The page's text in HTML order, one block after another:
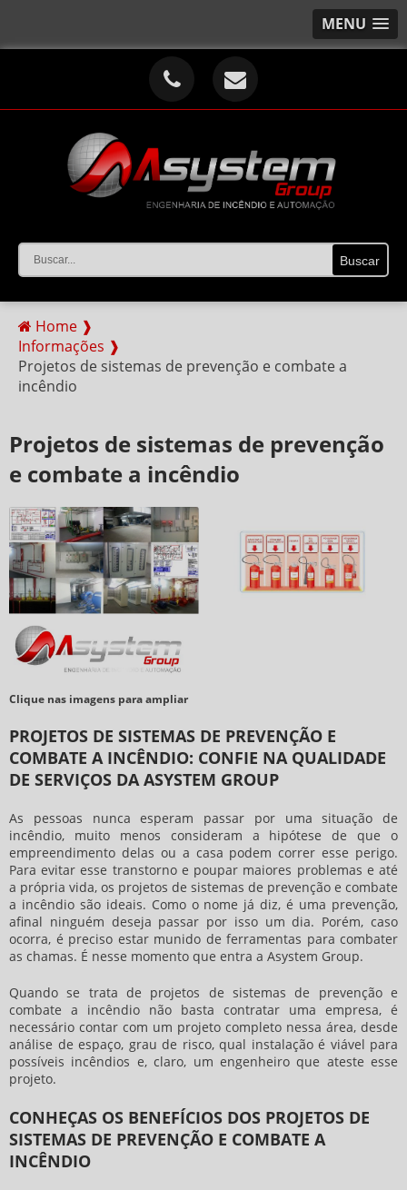
MENU
Home ❱
Informações ❱
Projetos de sistemas de prevenção e combate a
incêndio
Projetos de sistemas de prevenção
e combate a incêndio
Clique nas imagens para ampliar
PROJETOS DE SISTEMAS DE PREVENÇÃO E
COMBATE A INCÊNDIO: CONFIE NA QUALIDADE
DE SERVIÇOS DA ASYSTEM GROUP
As pessoas nunca esperam passar por uma situação de
incêndio, muito menos consideram a hipótese de que o
empreendimento delas ou a casa podem correr esse perigo.
Para evitar esse transtorno e poupar maiores problemas e até
a própria vida, os projetos de sistemas de prevenção e combate
a incêndiosão ideais. Como o nome já diz, é uma prevenção,
afinal ninguém deseja passar por isso um dia. Porém, caso
ocorra, é preciso estar munido de ferramentas para combater
as chamas. É nesse momento que entra a Asystem Group.
Quando se trata de projetos de sistemas de prevenção e
combate a incêndio não basta contratar uma empresa, é
necessário contar com um projeto completo nessa área, desde
análise de espaço, grau de risco, qual instalação é viável para
possíveis incêndios e, claro, um engenheiro que ateste esse
projeto.
CONHEÇAS OS BENEFÍCIOS DOS PROJETOS DE
SISTEMAS DE PREVENÇÃO E COMBATE A
INCÊNDIO